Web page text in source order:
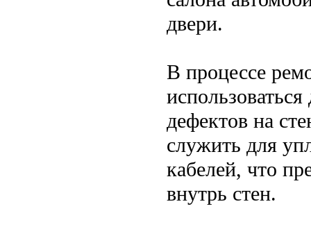
двери.
В процессе
дефектов на
служить для
кабелей, что
внутрь стен.